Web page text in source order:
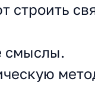
строить
смыслы.